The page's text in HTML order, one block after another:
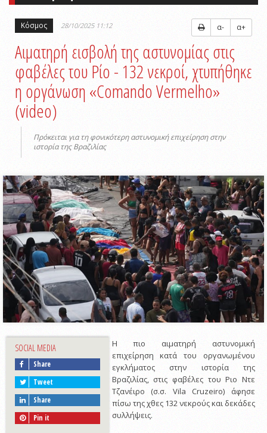
Κόσμος 28/10/2025 11:12 α- α+
Αιματηρή εισβολή της αστυνομίας στις
φαβέλες του Ρίο - 132 νεκροί, χτυπήθηκε
η οργάνωση «Comando Vermelho»
(video)
Πρόκειται για τη φονικότερη αστυνομική επιχείρηση στην
ιστορία της Βραζιλίας
SOCIAL MEDIA
Share
Tweet
Share
Pin it
Η πιο αιματηρή αστυνομική
επιχείρηση κατά του οργανωμένου
εγκλήματος στην ιστορία της
Βραζιλίας, στις φαβέλες του Ριο Ντε
Τζανέιρο (σ.σ. Vila Cruzeiro) άφησε
πίσω της χθες 132 νεκρούς και δεκάδες
συλλήψεις.